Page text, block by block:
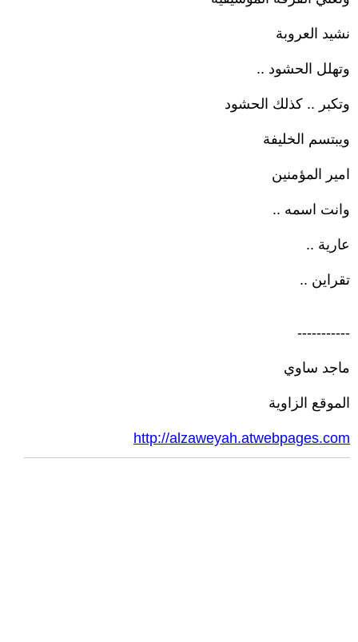
نشيد العروبة
وتهلل الحشود ..
وتكبر .. كذلك الحشود
ويبتسم الخليفة
امير المؤمنين
وانت اسمه ..
عارية ..
تقراين ..
-----------
ماجد ساوي
الموقع الزاوية
http://alzaweyah.atwebpages.com